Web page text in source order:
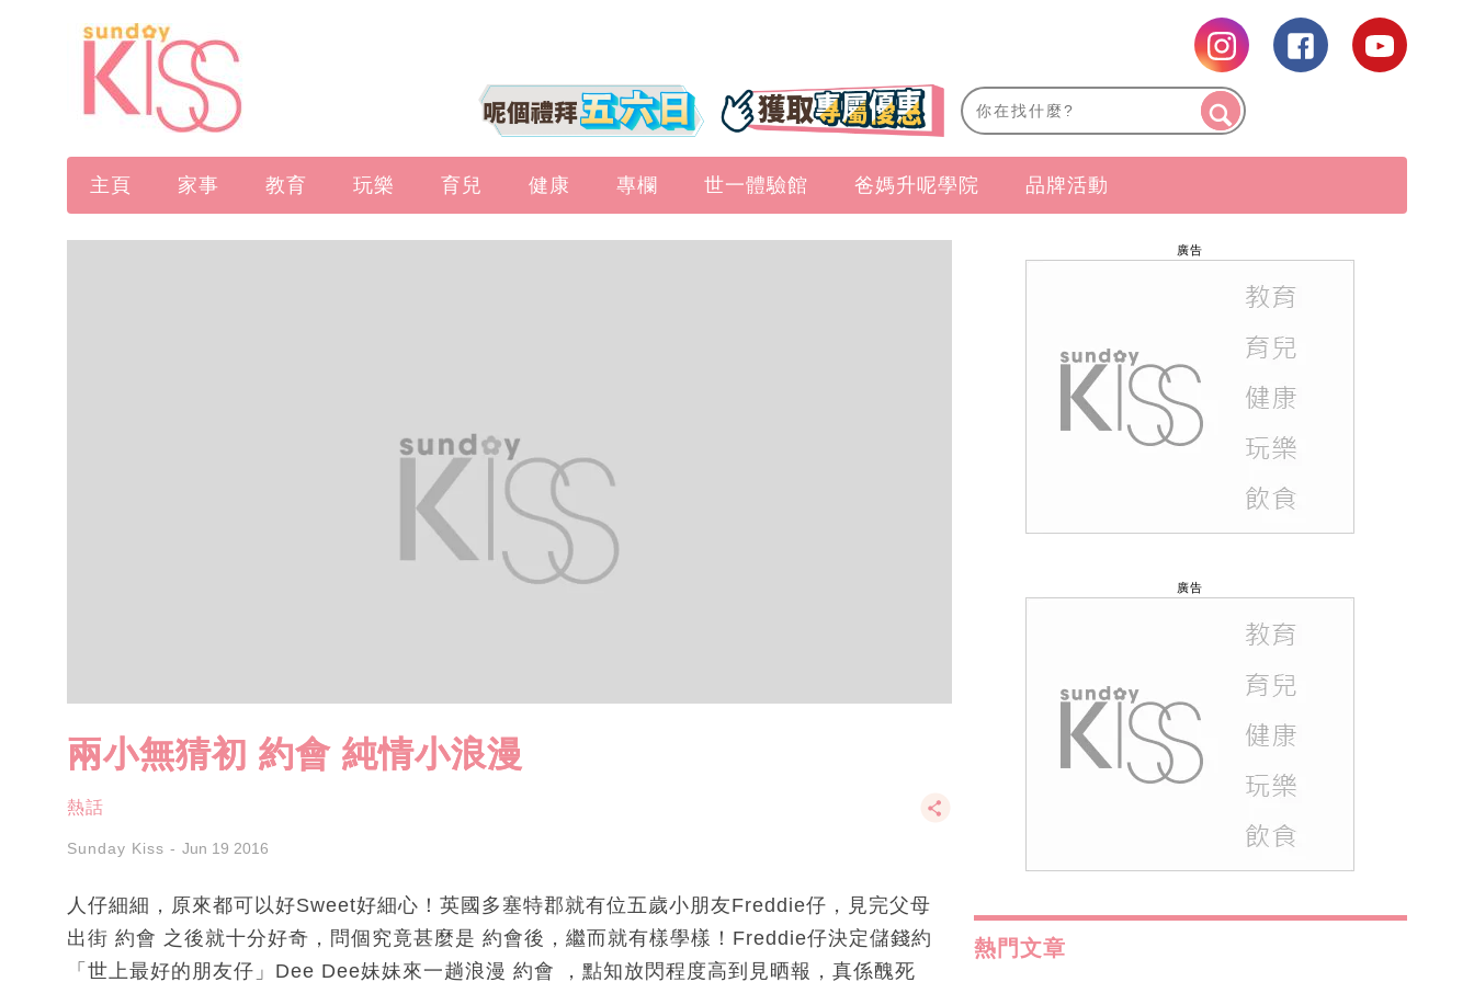
主頁 家事 教育 玩樂 育兒 健康 專欄 世一體驗館 爸媽升呢學院 品牌活動
兩小無猜初 約會 純情小浪漫
熱話
Sunday Kiss Jun 19 2016
人仔細細，原來都可以好Sweet好細心！英國多塞特郡就有位五歲小朋友Freddie仔，見完父母
出街 約會 之後就十分好奇，問個究竟甚麼是 約會後，繼而就有樣學樣！Freddie仔決定儲錢約
「世上最好的朋友仔」Dee Dee妹妹來一趟浪漫 約會 ，點知放閃程度高到見晒報，真係醜死
廣告
廣告
熱門文章